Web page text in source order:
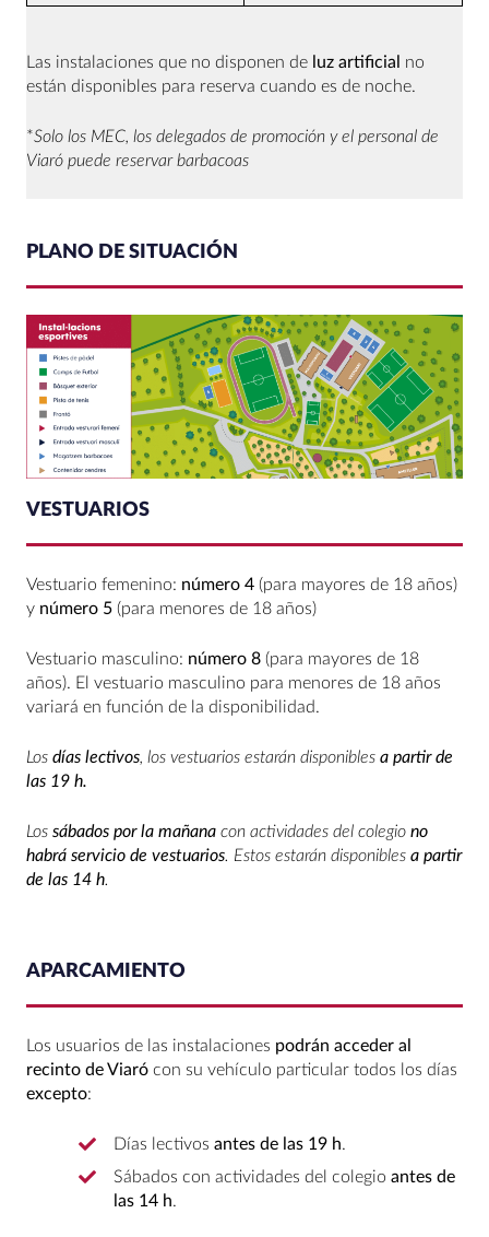
Las instalaciones que no disponen de luz artificial
no
están disponibles para reserva cuando es de noche.
*Solo los MEC, los delegados de promoción y el personal de
Viaró puede reservar barbacoas
PLANO DE SITUACIÓN
VESTUARIOS
Vestuario femenino: número 4 (para mayores de 18 años)
y número 5 (para menores de 18 años)
Vestuario masculino: número 8 (para mayores de 18
años). El vestuario masculino para menores de 18 años
variará en función de la disponibilidad.
Los días lectivos, los vestuarios estarán disponibles a partir de
las 19 h.
Los sábados por la mañana con actividades del colegio no
habrá servicio de vestuarios. Estos estarán disponibles a partir
de las 14 h.
APARCAMIENTO
Los usuarios de las instalaciones podrán acceder al
recinto de Viaró con su vehículo particular todos los días
excepto:
Días lectivos antes de las 19 h.
Sábados con actividades del colegio antes de
las 14 h.